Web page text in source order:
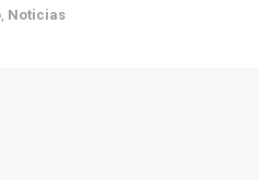
Noticias